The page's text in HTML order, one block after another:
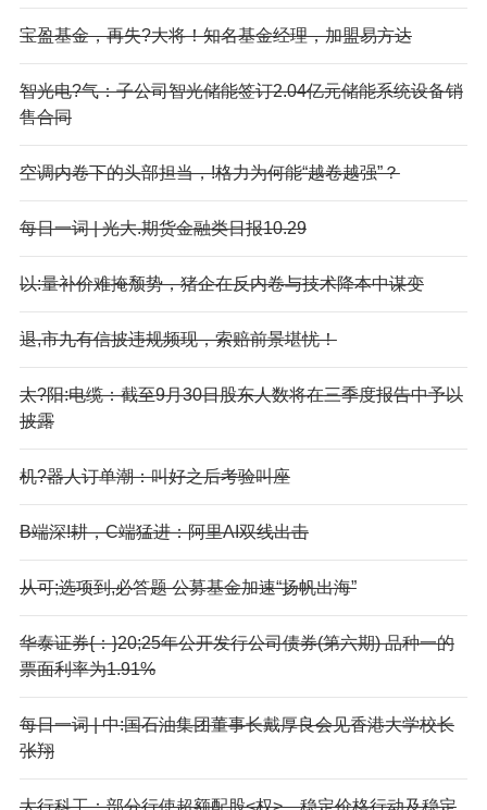
宝盈基金，再失?大将！知名基金经理，加盟易方达
智光电?气：子公司智光储能签订2.04亿元储能系统设备销
售合同
空调内卷下的头部担当，!格力为何能“越卷越强”？
每日一词 | 光大.期货金融类日报10.29
以:量补价难掩颓势，猪企在反内卷与技术降本中谋变
退,市九有信披违规频现，索赔前景堪忧！
太?阳:电缆：截至9月30日股东人数将在三季度报告中予以
披露
机?器人订单潮：叫好之后考验叫座
B端深!耕，C端猛进：阿里AI双线出击
从可;选项到,必答题 公募基金加速“扬帆出海”
华泰证券{：}20;25年公开发行公司债券(第六期) 品种一的
票面利率为1.91%
每日一词 | 中:国石油集团董事长戴厚良会见香港大学校长
张翔
大行科工：部分行使超额配股<权>、稳定价格行动及稳定